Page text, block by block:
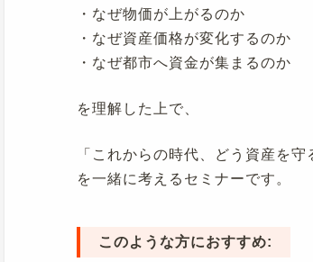
・なぜ物価が上がるのか
・なぜ資産価格が変化するのか
・なぜ都市へ資金が集まるのか
を理解した上で、
「これからの時代、どう資産を守
を一緒に考えるセミナーです。
このような方におすすめ: